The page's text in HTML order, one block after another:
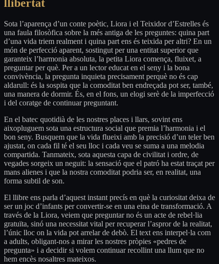
llibertat
Sota l’aparença d’un conte poètic, Liora i el Teixidor d’Estrelles és
una faula filosòfica sobre la més antiga de les preguntes: quina part
d’una vida triem realment i quina part ens és teixida per altri? En un
món de perfecció aparent, sostingut per una entitat superior que
garanteix l’harmonia absoluta, la petita Liora comença, fluixet, a
preguntar per què. Per a un lector educat en el seny i la bona
convivència, la pregunta inquieta precisament perquè no és cap
aldarull: és la sospita que la comoditat ben endreçada pot ser, també,
una manera de dormir. És, en el fons, un elogi serè de la imperfecció
i del coratge de continuar preguntant.
En el batec quotidià de les nostres places i llars, sovint ens
aixopluguem sota una estructura social que premia l’harmonia i el
bon seny. Busquem que la vida flueixi amb la precisió d’un teler ben
ajustat, on cada fil té el seu lloc i cada veu se suma a una melodia
compartida. Tanmateix, sota aquesta capa de civilitat i ordre, de
vegades sorgeix un neguit: la sensació que el patró ha estat traçat per
mans alienes i que la nostra comoditat podria ser, en realitat, una
forma subtil de son.
El llibre ens parla d’aquest instant precís en què la curiositat deixa de
ser un joc d’infants per convertir-se en una eina de transformació. A
través de la Liora, veiem que preguntar no és un acte de rebel·lia
gratuïta, sinó una necessitat vital per recuperar l’aspror de la realitat,
l’únic lloc on la vida pot arrelar de debò. El text ens interpel·la com
a adults, obligant-nos a mirar les nostres pròpies «pedres de
pregunta» i a decidir si volem continuar recollint una llum que no
hem encès nosaltres mateixos.